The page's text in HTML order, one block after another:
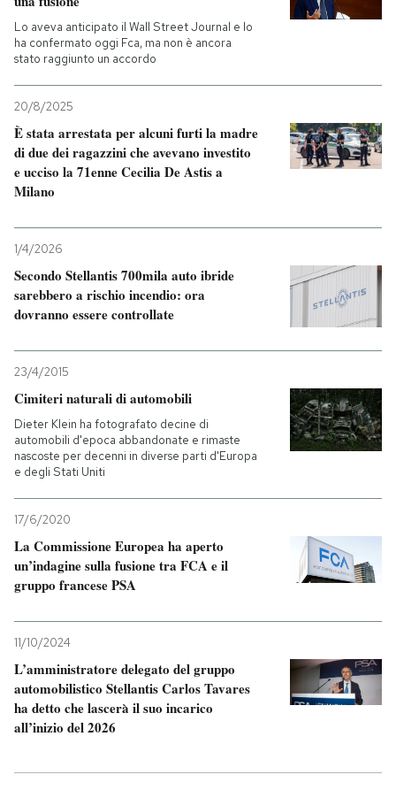
Lo aveva anticipato il Wall Street Journal e lo
ha confermato oggi Fca, ma non è ancora
stato raggiunto un accordo
20/8/2025
È stata arrestata per alcuni furti la madre
di due dei ragazzini che avevano investito
e ucciso la 71enne Cecilia De Astis a
Milano
1/4/2026
Secondo Stellantis 700mila auto ibride
sarebbero a rischio incendio: ora
dovranno essere controllate
23/4/2015
Cimiteri naturali di automobili
Dieter Klein ha fotografato decine di
automobili d'epoca abbandonate e rimaste
nascoste per decenni in diverse parti d'Europa
e degli Stati Uniti
17/6/2020
La Commissione Europea ha aperto
un’indagine sulla fusione tra FCA e il
gruppo francese PSA
11/10/2024
L’amministratore delegato del gruppo
automobilistico Stellantis Carlos Tavares
ha detto che lascerà il suo incarico
all’inizio del 2026